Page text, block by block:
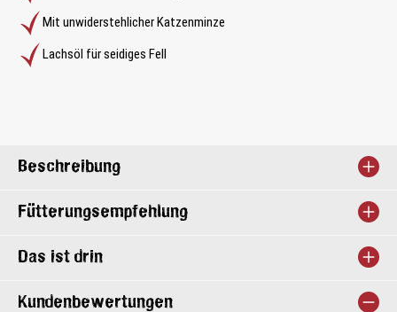
Mit unwiderstehlicher Katzenminze
Lachsöl für seidiges Fell
Beschreibung
Fütterungsempfehlung
Das ist drin
Kundenbewertungen